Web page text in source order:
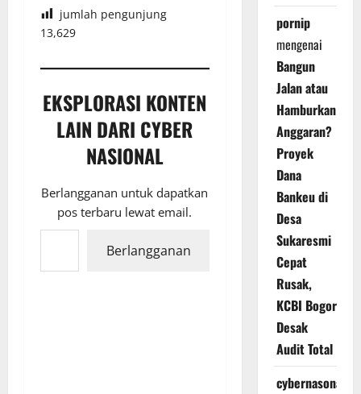
jumlah pengunjung
13,629
EKSPLORASI KONTEN
LAIN DARI CYBER
NASIONAL
Berlangganan untuk dapatkan
pos terbaru lewat email.
Ketikkan email Anda...
Berlangganan
pornip
mengenai
Bangun
Jalan atau
Hamburkan
Anggaran?
Proyek
Dana
Bankeu di
Desa
Sukaresmi
Cepat
Rusak,
KCBI Bogor
Desak
Audit Total
cybernasonal